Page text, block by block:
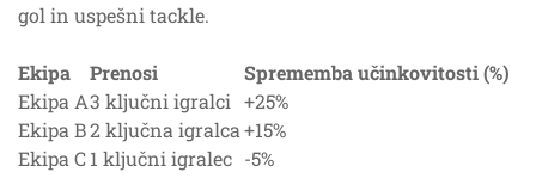
gol in uspešni tackle.
Ekipa Prenosi
Sprememba učinkovitosti (%)
Ekipa A3 ključni igralci +25%
Ekipa B2 ključna igralca+15%
Ekipa C1 ključni igralec -5%